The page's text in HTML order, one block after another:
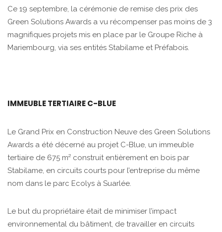
Ce 19 septembre, la cérémonie de remise des prix des
Green Solutions Awards a vu récompenser pas moins de 3
magnifiques projets mis en place par le Groupe Riche à
Mariembourg, via ses entités Stabilame et Préfabois.
IMMEUBLE TERTIAIRE C-BLUE
Le Grand Prix en Construction Neuve des Green Solutions
Awards a été décerné au projet C-Blue, un immeuble
tertiaire de 675 m² construit entièrement en bois par
Stabilame, en circuits courts pour l’entreprise du même
nom dans le parc Ecolys à Suarlée.
Le but du propriétaire était de minimiser l’impact
environnemental du bâtiment, de travailler en circuits